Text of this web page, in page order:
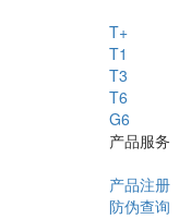
T+
T1
T3
T6
G6
产品服务
产品注册
防伪查询